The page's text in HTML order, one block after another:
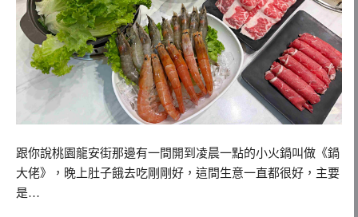
跟你說桃園龍安街那邊有一間開到凌晨一點的小火鍋叫做《鍋
大佬》，晚上肚子餓去吃剛剛好，這間生意一直都很好，主要
是…